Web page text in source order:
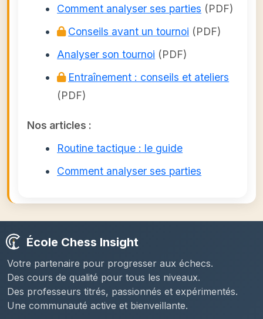
Comment analyser ses parties (PDF)
Conseils avant un tournoi (PDF)
Analyser son tournoi (PDF)
Entraînement : conseils et ateliers
(PDF)
Nos articles :
Routine tactique : le guide
Comment analyser ses parties
École Chess Insight
Votre partenaire pour progresser aux échecs.
Des cours de qualité pour tous les niveaux.
Des professeurs titrés, passionnés et expérimentés.
Une communauté active et bienveillante.